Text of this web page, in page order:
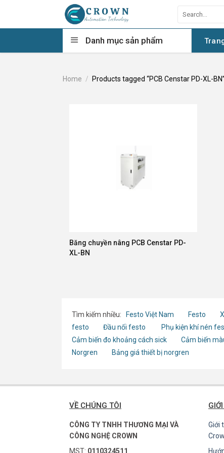
content
for:
Danh mục sản phẩm
Home / Products tagged “PCB Censtar PD-XL-BN”
Băng chuyền nâng PCB Censtar PD-
XL-BN
Tìm kiếm nhiều: Festo Việt Nam Festo
festo
Đầu nối festo Phụ kiện khí nén
Cảm biến đo khoảng cách sick
Cảm biến
Norgren
Bảng giá thiết bị norgren
VỀ CHÚNG TÔI
CÔNG TY TNHH THƯƠNG MẠI VÀ
CÔNG NGHỆ CROWN
MST: 0110324511
Giới